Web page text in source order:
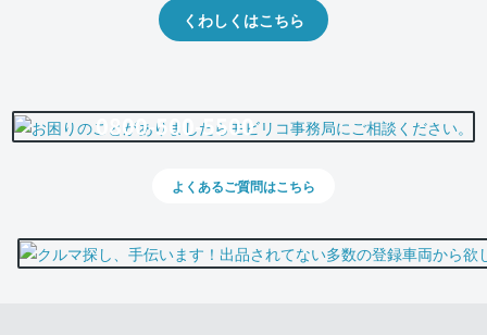
くわしくはこちら
0800-500-5500
よくあるご質問はこちら